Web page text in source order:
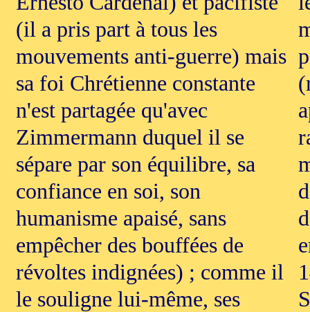
(il a pris part à tous les
mouvements anti-guerre) mais
sa foi Chrétienne constante
n'est partagée qu'avec
Zimmermann duquel il se
sépare par son équilibre, sa
confiance en soi, son
humanisme apaisé, sans
empêcher des bouffées de
révoltes indignées) ; comme il
le souligne lui-même, ses